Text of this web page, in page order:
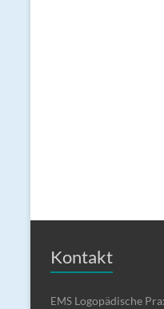
Kontakt
EMS Logopädische